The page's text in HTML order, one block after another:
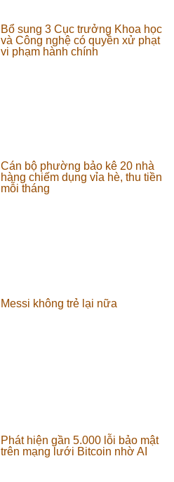
Bổ sung 3 Cục trưởng Khoa học
và Công nghệ có quyền xử phạt
vi phạm hành chính
Cán bộ phường bảo kê 20 nhà
hàng chiếm dụng vỉa hè, thu tiền
mỗi tháng
Messi không trẻ lại nữa
Phát hiện gần 5.000 lỗi bảo mật
trên mạng lưới Bitcoin nhờ AI